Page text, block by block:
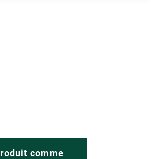
comme